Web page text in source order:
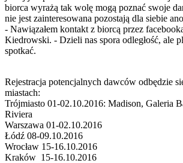
biorca wyrażą tak wolę mogą poznać swoje
nie jest zainteresowana pozostają dla siebie
- Nawiązałem kontakt z biorcą przez
Kiedrowski. - Dzieli nas spora odległość, ale
spotkać.
Rejestracja potencjalnych dawców odbędzie
miastach:
Trójmiasto 01-02.10.2016: Madison, Galeria
Riviera
Warszawa 01-02.10.2016
Łódź 08-09.10.2016
Wrocław 15-16.10.2016
Kraków 15-16.10.2016